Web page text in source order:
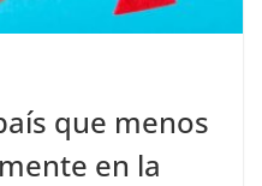
que menos
en la